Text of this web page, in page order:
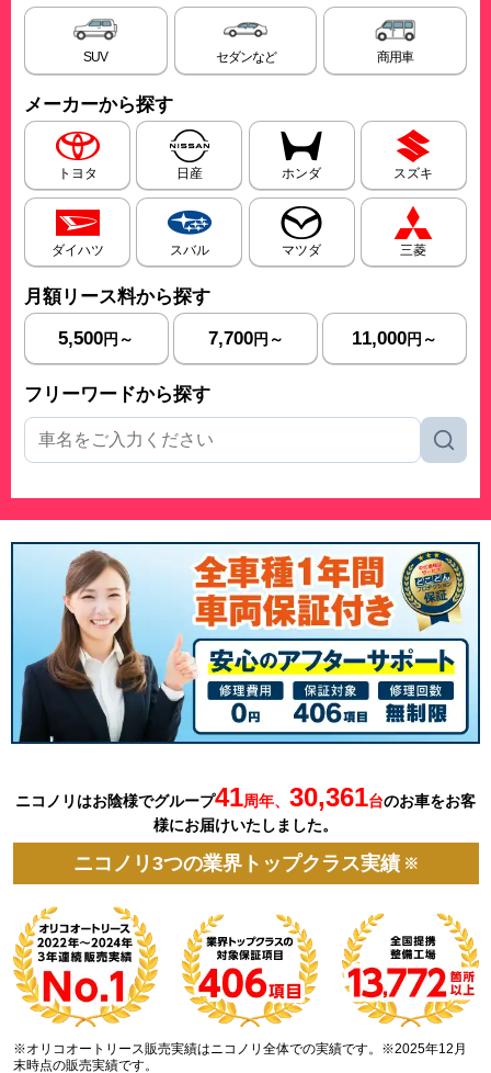
SUV セダンなど 商用車
メーカーから探す
トヨタ 日産 ホンダ スズキ
ダイハツ スバル マツダ 三菱
月額リース料から探す
5,500円～ 7,700円～ 11,000円～
フリーワードから探す
ニコノリはお陰様でグループ41周年、 30,361台のお車をお客
様にお届けいたしました。
ニコノリ3つの業界トップクラス実績 ※
※オリコオートリース販売実績はニコノリ全体での実績です。※2025年12月
末時点の販売実績です。